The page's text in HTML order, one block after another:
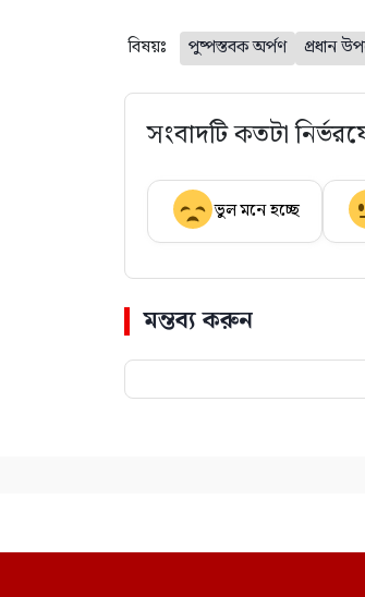
বিষয়ঃ পুষ্পস্তবক অর্পণ প্রধান
সংবাদটি কতটা
ভুল মনে হচ্ছে
মন্তব্য করুন